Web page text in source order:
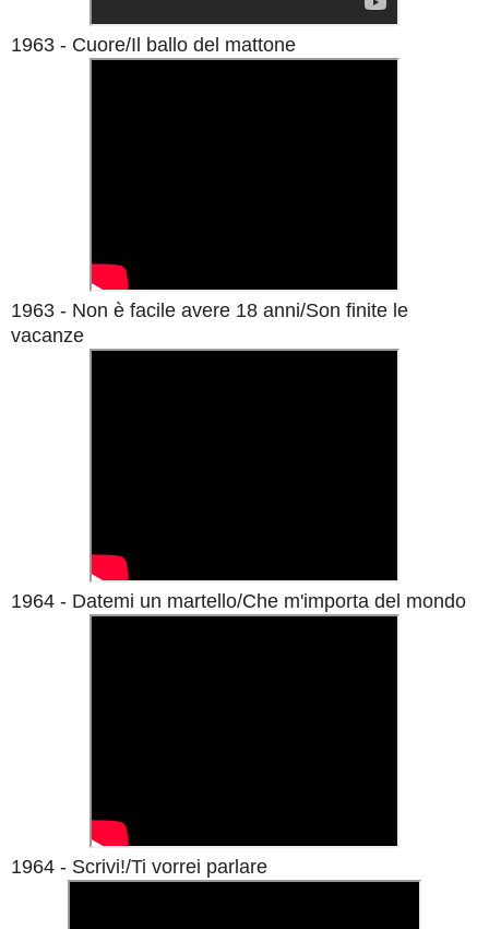
1963 - Cuore/Il ballo del mattone
1963 - Non è facile avere 18 anni/Son finite le
vacanze
1964 - Datemi un martello/Che m'importa del mondo
1964 - Scrivi!/Ti vorrei parlare